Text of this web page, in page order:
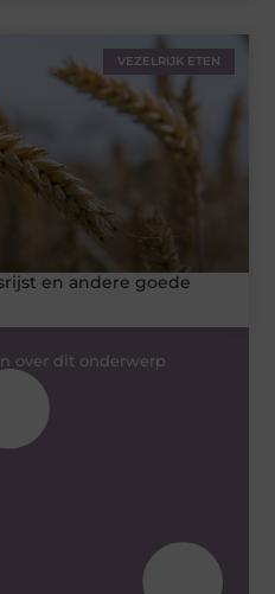
VEZELRIJK ETEN
en andere goede
over dit onderwerp